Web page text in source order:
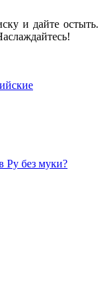
и дайте остыть.
Ру без муки?